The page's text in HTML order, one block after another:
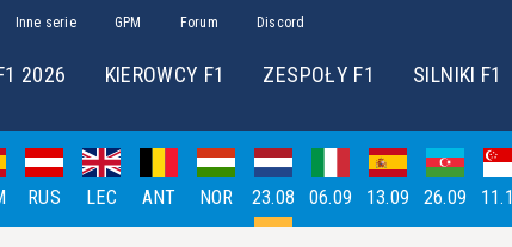
Inne serie GPM Forum Discord
2026 KIEROWCY F1 ZESPOŁY F1 SILNIKI F1
RUS LEC ANT NOR 23.08 06.09 13.09 26.09